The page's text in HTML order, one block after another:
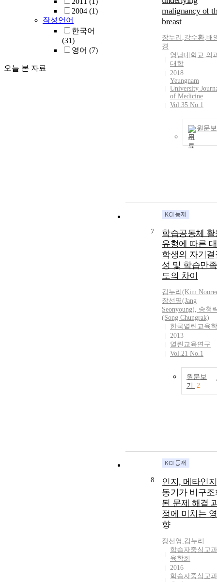
2004 (1)
작성언어
한국어
(31)
영어 (7)
오늘 본 자료
malignancy of
breast
장누리 ,강수환,배
경
영남대학교 의
대학
2018
Yeungnam
University
of Medicine
Vol.35 No.1
원문보
기
7
학습공동체 활
유형에 따른 대
학생의 자기결
성 및 학습만족
도의 차이
김 누리 (Kim
장선영(Jang
Seonyoung), 송청
(Song Chungrak)
한국열린교육
2013
열린교육연구
Vol.21 No.1
원문보
기
2
8
인지, 메타인
동기가 비구조
된 문제 해결
정에 미치는 영
향
장선영 ,김 누리
학습자중심교
육학회
2016
학습자중심교